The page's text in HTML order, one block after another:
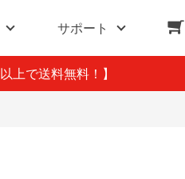
サポート
以上で送料無料！】